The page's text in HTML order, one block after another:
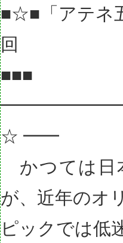
■☆■「アテネ
回
■■■
☆ ━━
かつては日
が、近年のオ
ピックでは低